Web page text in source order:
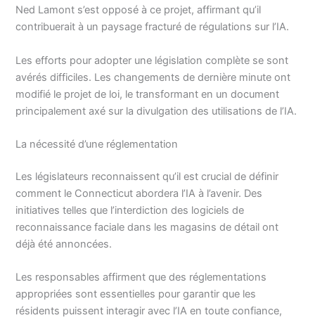
Ned Lamont s’est opposé à ce projet, affirmant qu’il
contribuerait à un paysage fracturé de régulations sur l’IA.
Les efforts pour adopter une législation complète se sont
avérés difficiles. Les changements de dernière minute ont
modifié le projet de loi, le transformant en un document
principalement axé sur la divulgation des utilisations de l’IA.
La nécessité d’une réglementation
Les législateurs reconnaissent qu’il est crucial de définir
comment le Connecticut abordera l’IA à l’avenir. Des
initiatives telles que l’interdiction des logiciels de
reconnaissance faciale dans les magasins de détail ont
déjà été annoncées.
Les responsables affirment que des réglementations
appropriées sont essentielles pour garantir que les
résidents puissent interagir avec l’IA en toute confiance,